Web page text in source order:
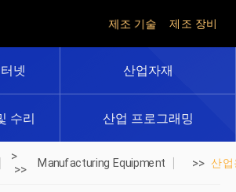
제조 기술 제조 장비
넷 산업자재
수리 산업 프로그래밍
>
>>
Manufacturing Equipment >> 산업